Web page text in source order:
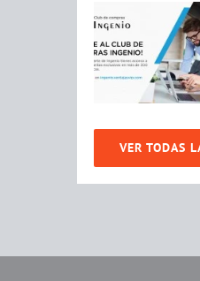
VER TODAS